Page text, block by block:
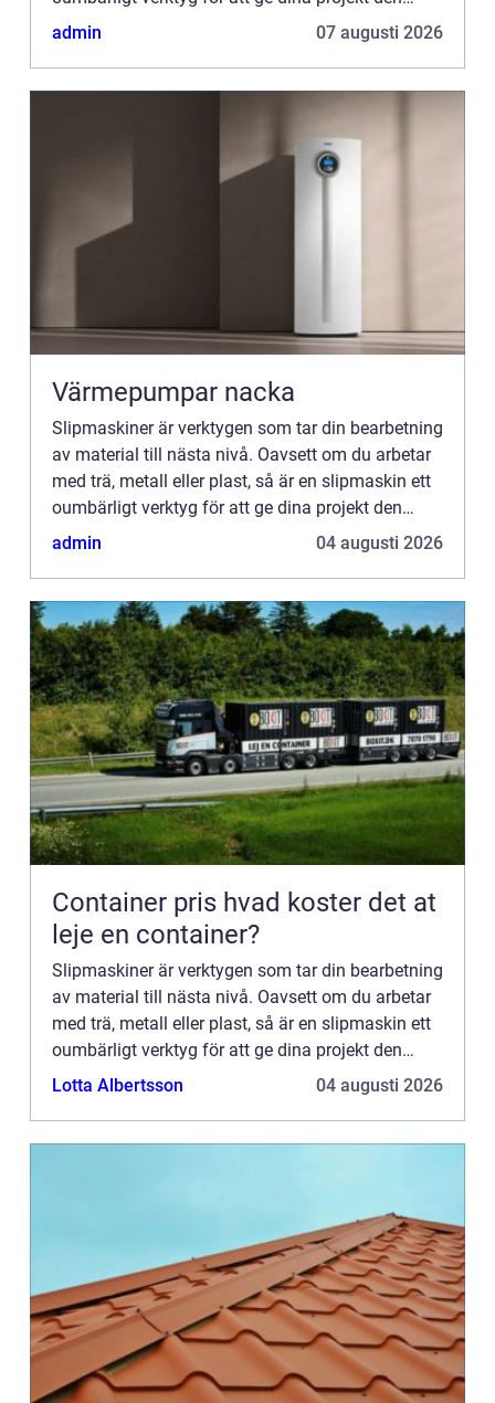
sista f...
admin 07 augusti 2026
Värmepumpar nacka
Slipmaskiner är verktygen som tar din bearbetning
av material till nästa nivå. Oavsett om du arbetar
med trä, metall eller plast, så är en slipmaskin ett
oumbärligt verktyg för att ge dina projekt den
sista f...
admin 04 augusti 2026
Container pris hvad koster det at
leje en container?
Slipmaskiner är verktygen som tar din bearbetning
av material till nästa nivå. Oavsett om du arbetar
med trä, metall eller plast, så är en slipmaskin ett
oumbärligt verktyg för att ge dina projekt den
sista f...
Lotta Albertsson 04 augusti 2026